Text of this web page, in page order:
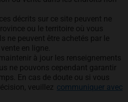
décrits sur ce site peuvent ne
ou le territoire où vous
ne peuvent être achetés par le
en ligne.
à jour les renseignements
ne pouvons cependant garantir
En cas de doute ou si vous
veuillez communiquer avec